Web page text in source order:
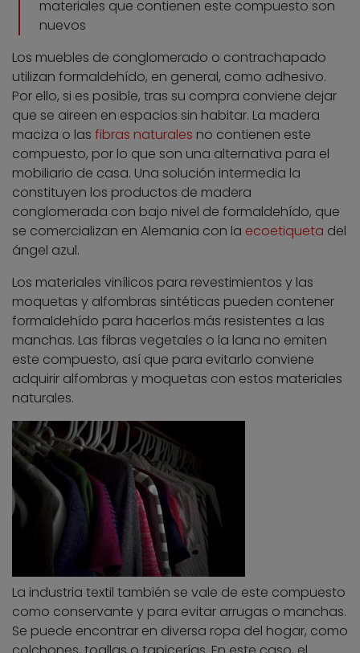
materiales que contienen este compuesto son
nuevos
Los muebles de conglomerado o contrachapado
utilizan formaldehído, en general, como adhesivo.
Por ello, si es posible, tras su compra conviene dejar
que se aireen en espacios sin habitar. La madera
maciza o las fibras naturales no contienen este
compuesto, por lo que son una alternativa para el
mobiliario de casa. Una solución intermedia la
constituyen los productos de madera
conglomerada con bajo nivel de formaldehído, que
se comercializan en Alemania con la ecoetiqueta del
ángel azul.
Los materiales vinílicos para revestimientos y las
moquetas y alfombras sintéticas pueden contener
formaldehído para hacerlos más resistentes a las
manchas. Las fibras vegetales o la lana no emiten
este compuesto, así que para evitarlo conviene
adquirir alfombras y moquetas con estos materiales
naturales.
La industria textil también se vale de este compuesto
como conservante y para evitar arrugas o manchas.
Se puede encontrar en diversa ropa del hogar, como